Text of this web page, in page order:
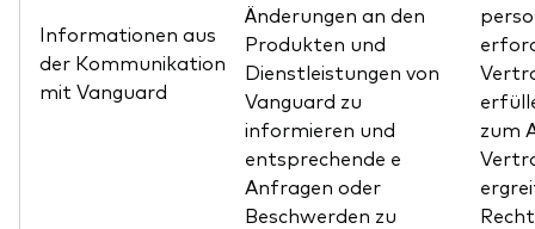
Informationen aus
der Kommunikation
mit Vanguard
Änderungen an den
Produkten und
Dienstleistungen von
Vanguard zu
informieren und
entsprechende e
Anfragen oder
Beschwerden zu
zum